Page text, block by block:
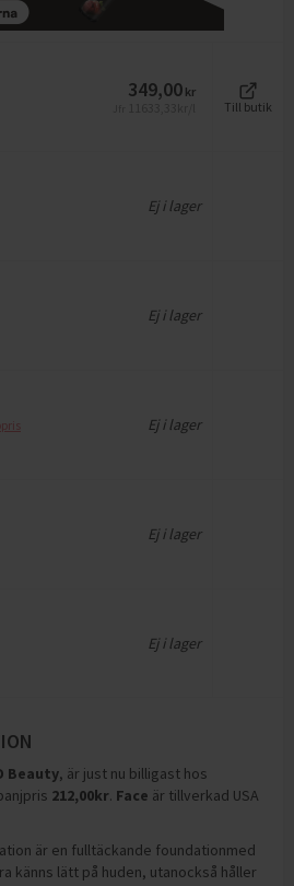
349,00 kr
Till butik
Ej i lager
Ej i lager
Ej i lager
Ej i lager
Ej i lager
Beauty, är just nu billigast hos
212,00kr. Face är tillverkad USA
är en fulltäckande foundationmed
känns lätt på huden, utanockså håller